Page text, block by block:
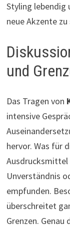
Styling lebendig
neue Akzente
und
Das Tragen von
intensive
hervor. Was für
Unverständnis
empfunden.
überschreitet
Grenzen.